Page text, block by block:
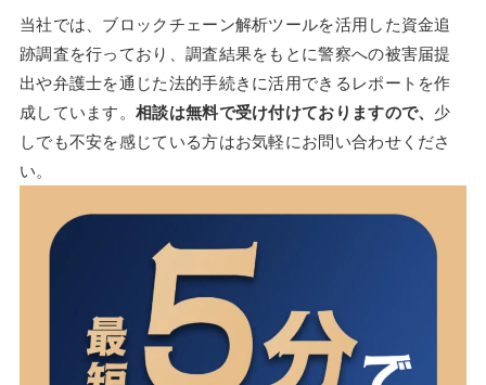
当社では、ブロックチェーン解析ツールを活用した資金追
跡調査を行っており、調査結果をもとに警察への被害届提
出や弁護士を通じた法的手続きに活用できるレポートを作
成しています。相談は無料で受け付けておりますので、 少
しでも不安を感じている方はお気軽にお問い合わせくださ
い。